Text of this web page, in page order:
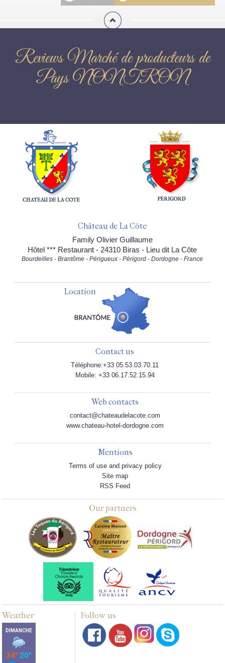
Reviews Marché de producteurs de
Pays NONTRON
Château de La Côte
Family Olivier Guillaume
Hôtel *** Restaurant - 24310 Biras - Lieu dit La Côte
Bourdeilles - Brantôme - Périgueux - Périgord - Dordogne - France
Location
Contact us
Téléphone:+33 05.53.03.70.11
Mobile: +33 06.17.52.15.94
Web contacts
contact@chateaudelacote.com
www.chateau-hotel-dordogne.com
Mentions
Terms of use and privacy policy
Site map
RSS Feed
Our partners
Weather Follow us